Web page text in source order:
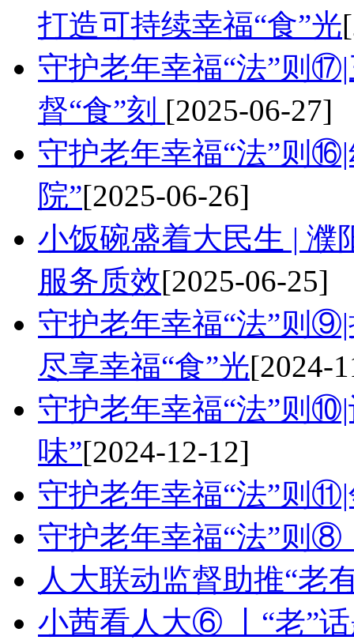
打造可持续幸福“食”光
守护老年幸福“法”则
督“食”刻 [2025-06-27]
守护老年幸福“法”则
院”[2025-06-26]
小饭碗盛着大民生 | 濮
服务质效[2025-06-25]
守护老年幸福“法”则
尽享幸福“食”光[2024-
守护老年幸福“法”则
味”[2024-12-12]
守护老年幸福“法”则
守护老年幸福“法”则⑧
人大联动监督助推“老
小茜看人大⑥ 丨“老”